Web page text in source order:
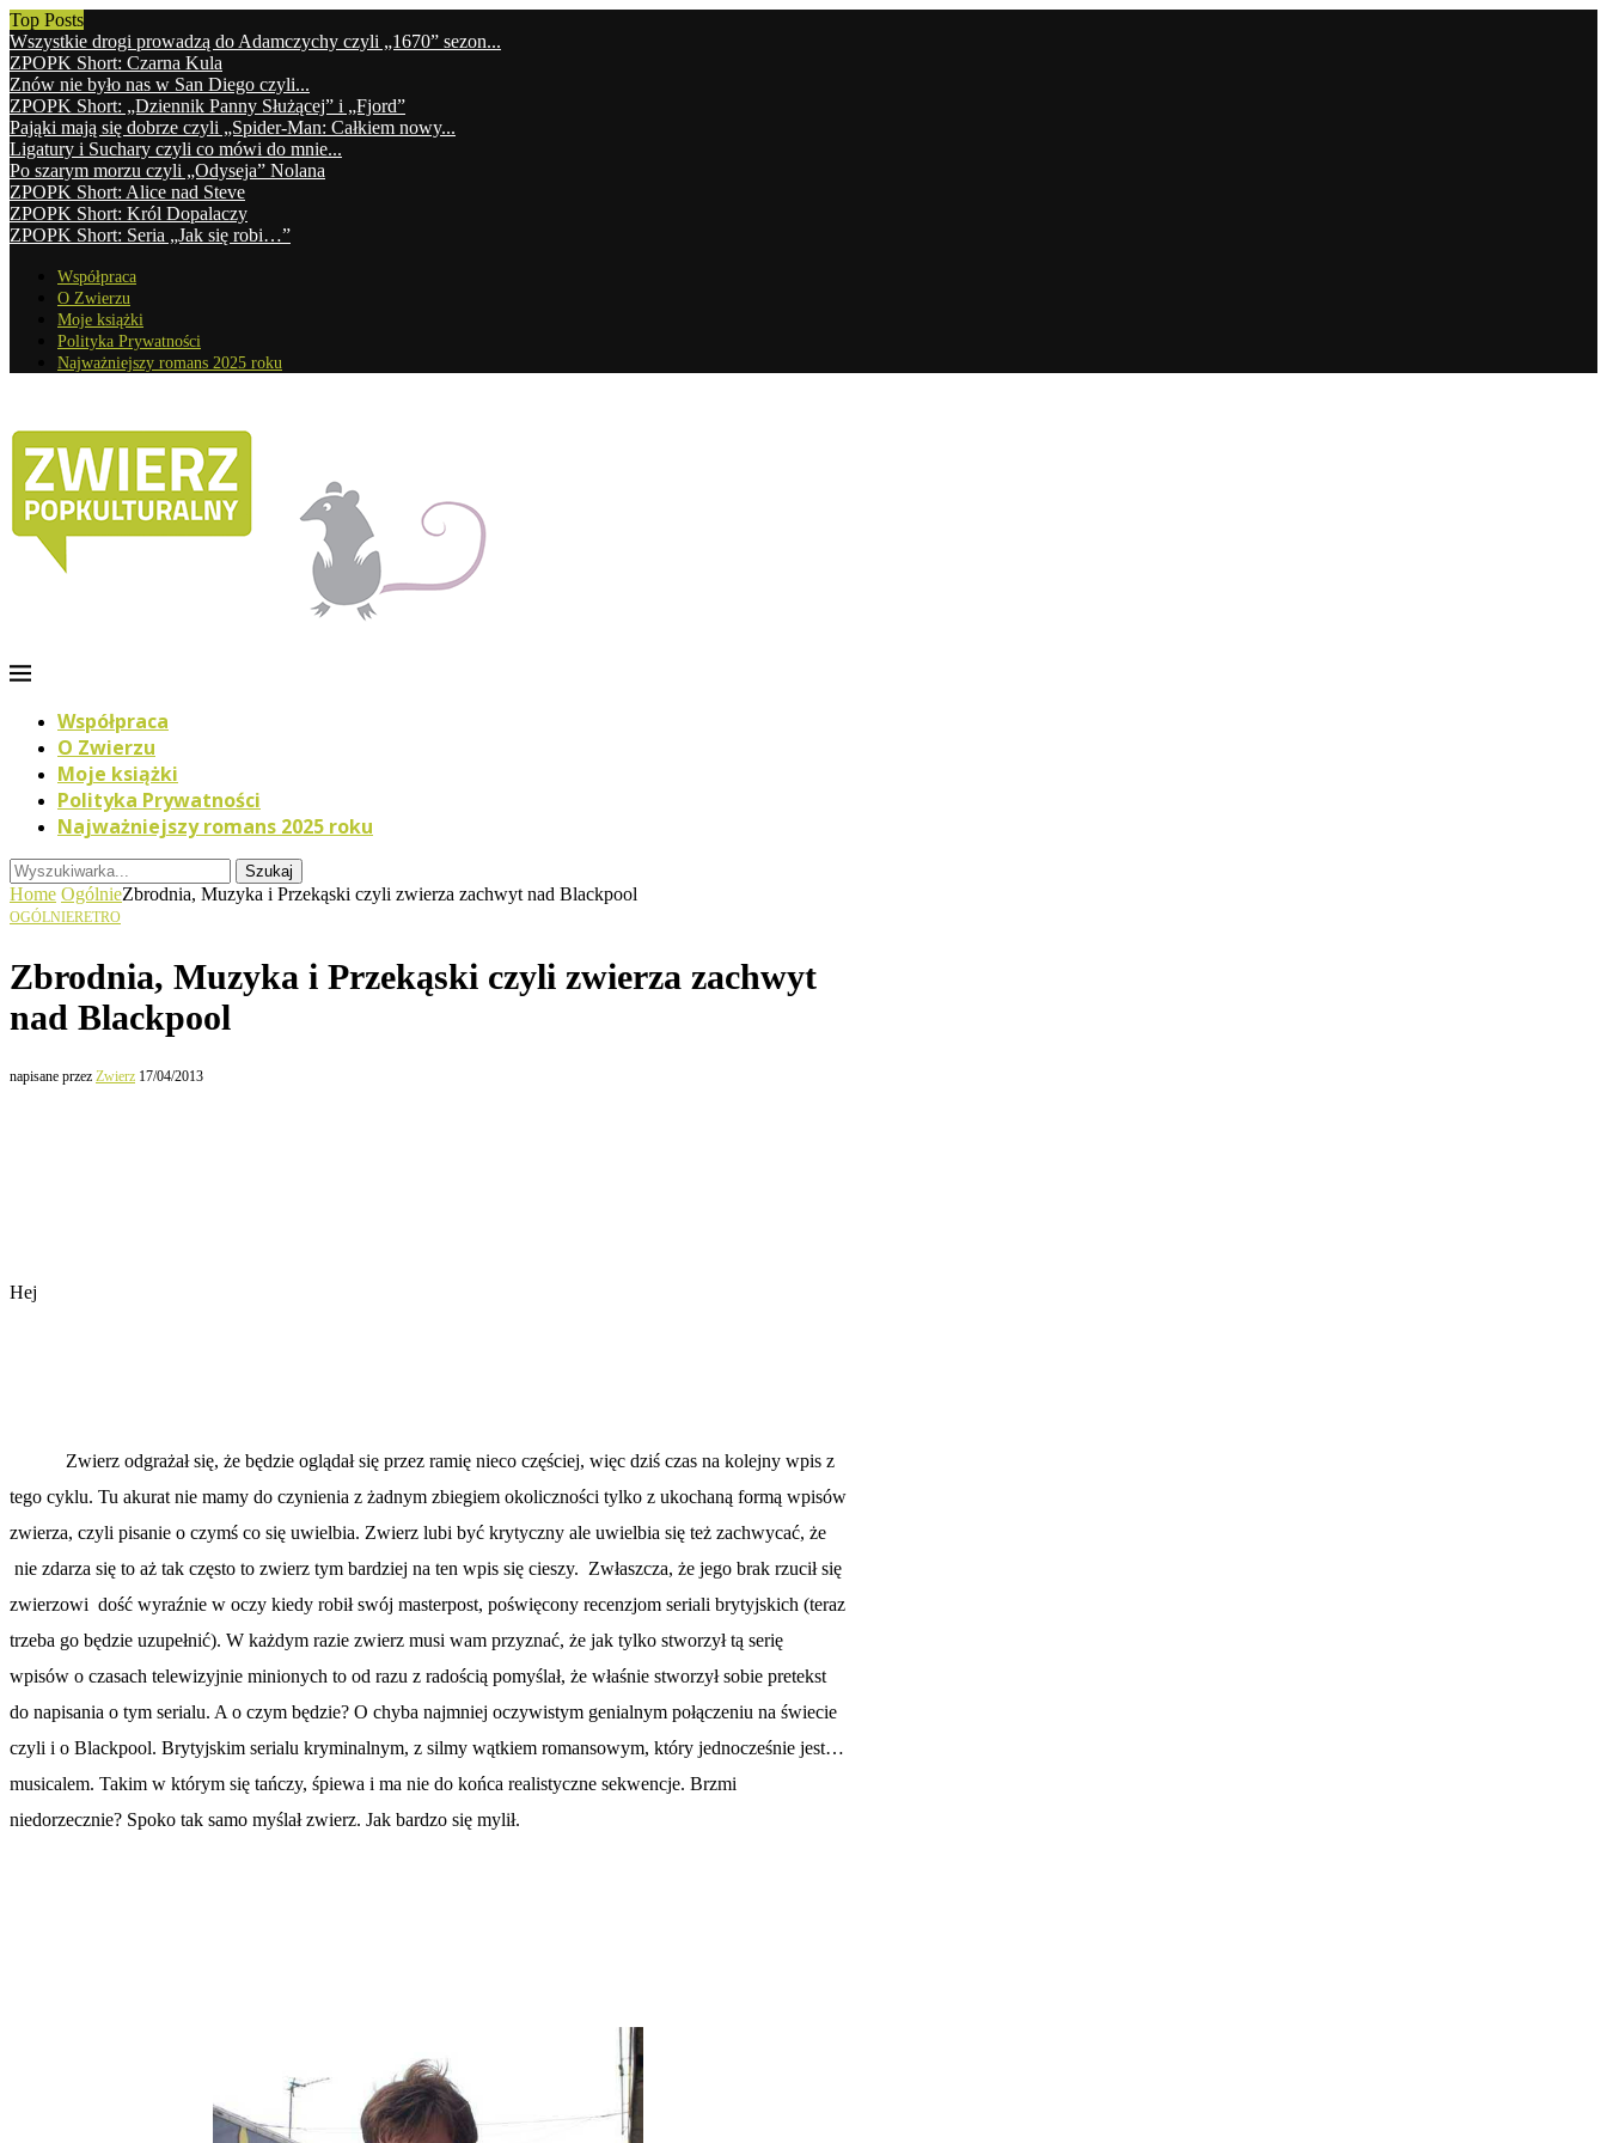
Top Posts
Wszystkie drogi prowadzą do Adamczychy czyli „1670” sezon...
ZPOPK Short: Czarna Kula
Znów nie było nas w San Diego czyli...
ZPOPK Short: „Dziennik Panny Służącej” i „Fjord”
Pająki mają się dobrze czyli „Spider-Man: Całkiem nowy...
Ligatury i Suchary czyli co mówi do mnie...
Po szarym morzu czyli „Odyseja” Nolana
ZPOPK Short: Alice nad Steve
ZPOPK Short: Król Dopalaczy
ZPOPK Short: Seria „Jak się robi…”
Współpraca
O Zwierzu
Moje książki
Polityka Prywatności
Najważniejszy romans 2025 roku
Współpraca
O Zwierzu
Moje książki
Polityka Prywatności
Najważniejszy romans 2025 roku
Szukaj
Home OgólnieZbrodnia, Muzyka i Przekąski czyli zwierza zachwyt nad Blackpool
OGÓLNIERETRO
Zbrodnia, Muzyka i Przekąski czyli zwierza zachwyt
nad Blackpool
napisane przez Zwierz 17/04/2013
Hej
Zwierz odgrażał się, że będzie oglądał się przez ramię nieco częściej, więc dziś czas na kolejny wpis z
tego cyklu. Tu akurat nie mamy do czynienia z żadnym zbiegiem okoliczności tylko z ukochaną formą wpisów
zwierza, czyli pisanie o czymś co się uwielbia. Zwierz lubi być krytyczny ale uwielbia się też zachwycać, że
nie zdarza się to aż tak często to zwierz tym bardziej na ten wpis się cieszy. Zwłaszcza, że jego brak rzucił się
zwierzowi dość wyraźnie w oczy kiedy robił swój masterpost, poświęcony recenzjom seriali brytyjskich (teraz
trzeba go będzie uzupełnić). W każdym razie zwierz musi wam przyznać, że jak tylko stworzył tą serię
wpisów o czasach telewizyjnie minionych to od razu z radością pomyślał, że właśnie stworzył sobie pretekst
do napisania o tym serialu. A o czym będzie? O chyba najmniej oczywistym genialnym połączeniu na świecie
czyli i o Blackpool. Brytyjskim serialu kryminalnym, z silmy wątkiem romansowym, który jednocześnie jest…
musicalem. Takim w którym się tańczy, śpiewa i ma nie do końca realistyczne sekwencje. Brzmi
niedorzecznie? Spoko tak samo myślał zwierz. Jak bardzo się mylił.